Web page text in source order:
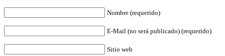
Nombre (requerido)
E-Mail (no será publicado) (requerido)
Sitio web